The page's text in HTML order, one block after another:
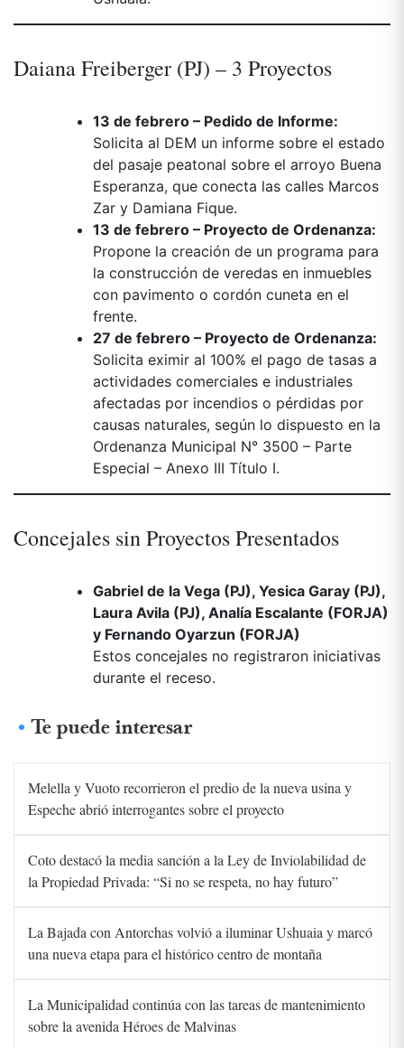
Daiana Freiberger (PJ) – 3 Proyectos
13 de febrero – Pedido de Informe:
Solicita al DEM un informe sobre el estado
del pasaje peatonal sobre el arroyo Buena
Esperanza, que conecta las calles Marcos
Zar y Damiana Fique.
13 de febrero – Proyecto de Ordenanza:
Propone la creación de un programa para
la construcción de veredas en inmuebles
con pavimento o cordón cuneta en el
frente.
27 de febrero – Proyecto de Ordenanza:
Solicita eximir al 100% el pago de tasas a
actividades comerciales e industriales
afectadas por incendios o pérdidas por
causas naturales, según lo dispuesto en la
Ordenanza Municipal N° 3500 – Parte
Especial – Anexo III Título I.
Concejales sin Proyectos Presentados
Gabriel de la Vega (PJ), Yesica Garay (PJ),
Laura Avila (PJ), Analía Escalante (FORJA)
y Fernando Oyarzun (FORJA)
Estos concejales no registraron iniciativas
durante el receso.
Te puede interesar
Melella y Vuoto recorrieron el predio de la nueva usina y
Espeche abrió interrogantes sobre el proyecto
Coto destacó la media sanción a la Ley de Inviolabilidad de
la Propiedad Privada: “Si no se respeta, no hay futuro”
La Bajada con Antorchas volvió a iluminar Ushuaia y marcó
una nueva etapa para el histórico centro de montaña
La Municipalidad continúa con las tareas de mantenimiento
sobre la avenida Héroes de Malvinas